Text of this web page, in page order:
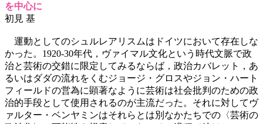
を中心に
初見 基
運動としてのシュルレアリスムはドイツにおいて存在しな
かった。1920-30年代，ヴァイマル文化という時代文脈で政
治と芸術の交錯に限定してみるならば，政治カバレット，あ
るいはダダの流れをくむジョージ・グロスやジョン・ハート
フィールドの営為に顕著なように芸術は社会批判のための政
治的手段として使用されるのが主流だった。それに対してヴ
ァルター・ベンヤミンはそれらとは別なかたちでの〈芸術の